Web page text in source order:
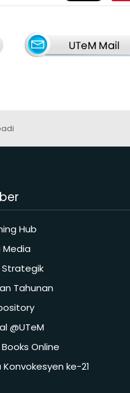
Hub
Media
Strategik
Tahunan
@UTeM
Online
Konvokesyen ke-21